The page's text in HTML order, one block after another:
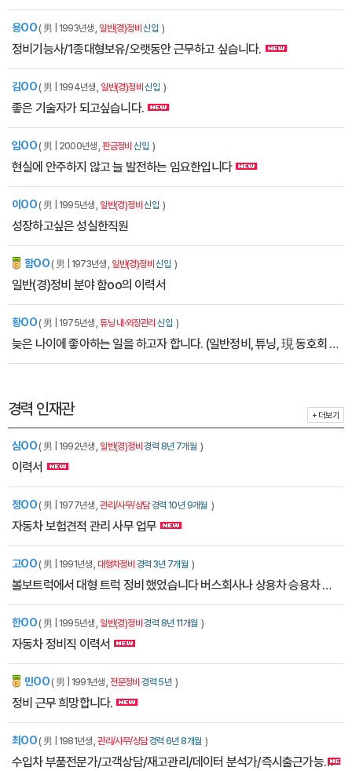
용OO( 男 | 1993년생 , 일반(경)정비 신입 )
정비기능사/1종대형보유/오랫동안 근무하고 싶습니다.
김OO( 男 | 1994년생 , 일반(경)정비 신입 )
좋은 기술자가 되고싶습니다.
임OO( 男 | 2000년생 ,판금정비 신입 )
현실에 안주하지 않고 늘 발전하는 임요한입니다
이OO( 男 | 1995년생 , 일반(경)정비 신입 )
성장하고싶은 성실한직원
잡에티켓
함OO( 男 | 1973년생 , 일반(경)정비 신입 )
일반(경)정비 분야 함oo의 이력서
황OO( 男 | 1975년생 ,튜닝 내·외장관리 신입 )
늦은 나이에 좋아하는 일을 하고자 합니다. (일반정비, 튜닝, 現 동호회 카페지기)
경력 인재관 + 더보기
심OO( 男 | 1992년생 , 일반(경)정비 경력 8년 7개월 )
이력서
정OO( 男 | 1977년생 ,관리/사무/상담경력 10년 9개월 )
자동차 보험견적 관리 사무 업무
고OO( 男 | 1991년생 ,대형차정비 경력 3년 7개월 )
볼보트럭에서 대형 트럭 정비 했었습니다 버스회사나 상용차 승용차 안가리고 구인 하고있습니다
한OO( 男 | 1995년생 , 일반(경)정비 경력 8년 11개월 )
자동차 정비직 이력서
잡에티켓
민OO( 男 | 1991년생 , 전문정비 경력 5년 )
정비 근무 희망합니다.
최OO( 男 | 1981년생 ,관리/사무/상담경력 6년 8개월 )
수입차 부품전문가/고객상담/재고관리/데이터 분석가/즉시출근가능